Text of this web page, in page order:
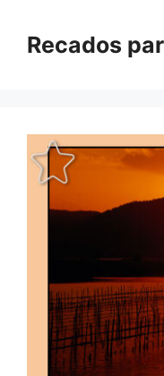
paraRecados